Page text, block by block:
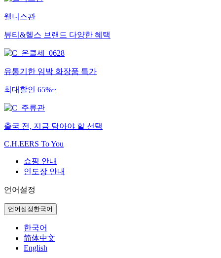
웰니스관
뷰티&헬스 브랜드 다양한 혜택
유통기한 임박 화장품 특가
최대할인 65%~
출국 전, 지금 담아야 할 선택
C.H.EERS To You
쇼핑 안내
인도장 안내
언어설정
언어설정 한국어
한국어
简体中文
English